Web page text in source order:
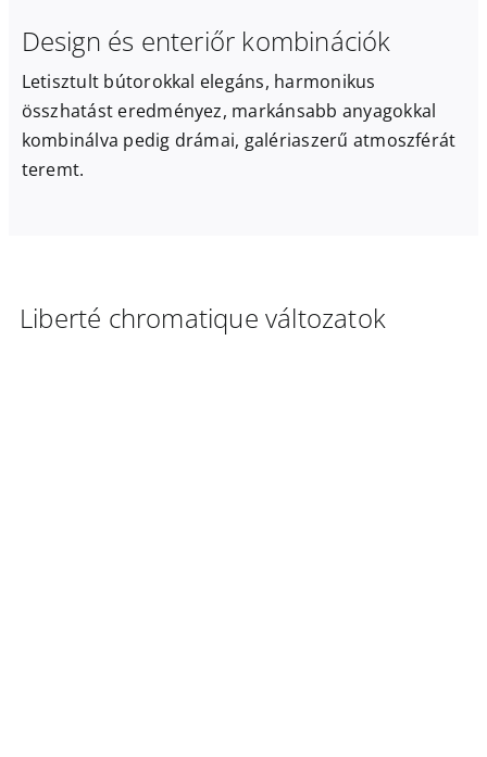
Design és enteriőr kombinációk
Letisztult bútorokkal elegáns, harmonikus
összhatást eredményez, markánsabb anyagokkal
kombinálva pedig drámai, galériaszerű atmoszférát
teremt.
Liberté chromatique változatok